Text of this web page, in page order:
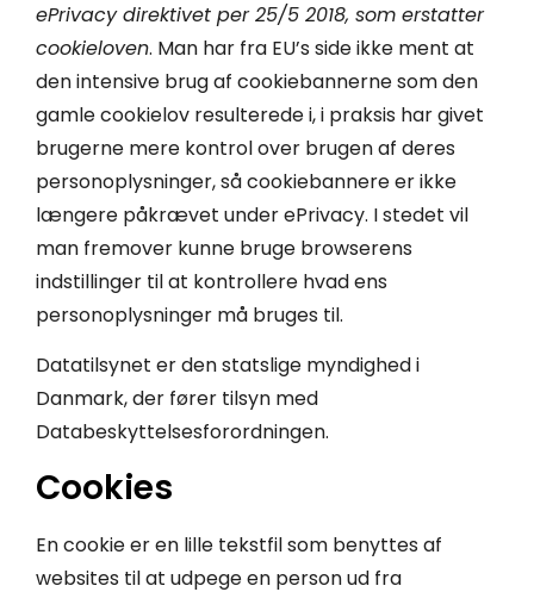
ePrivacy direktivet per 25/5 2018, som erstatter
cookieloven. Man har fra EU’s side ikke ment at
den intensive brug af cookiebannerne som den
gamle cookielov resulterede i, i praksis har givet
brugerne mere kontrol over brugen af deres
personoplysninger, så cookiebannere er ikke
længere påkrævet under ePrivacy. I stedet vil
man fremover kunne bruge browserens
indstillinger til at kontrollere hvad ens
personoplysninger må bruges til.
Datatilsynet er den statslige myndighed i
Danmark, der fører tilsyn med
Databeskyttelsesforordningen.
Cookies
En cookie er en lille tekstfil som benyttes af
websites til at udpege en person ud fra